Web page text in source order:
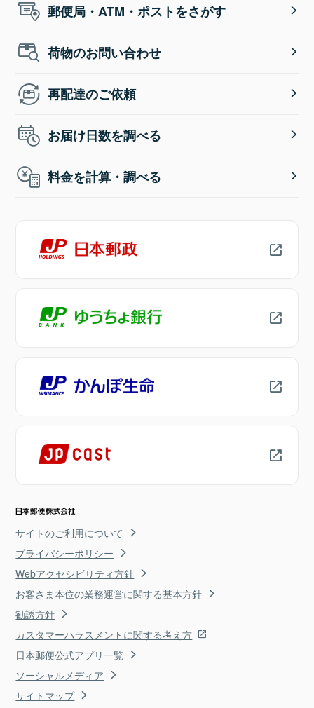
郵便局・ATM・ポストをさがす
荷物のお問い合わせ
再配達のご依頼
お届け日数を調べる
料金を計算・調べる
サイトのご利用について
プライバシーポリシー
Webアクセシビリティ方針
お客さま本位の業務運営に関する基本方針
勧誘方針
カスタマーハラスメントに関する考え方
日本郵便公式アプリ一覧
ソーシャルメディア
サイトマップ